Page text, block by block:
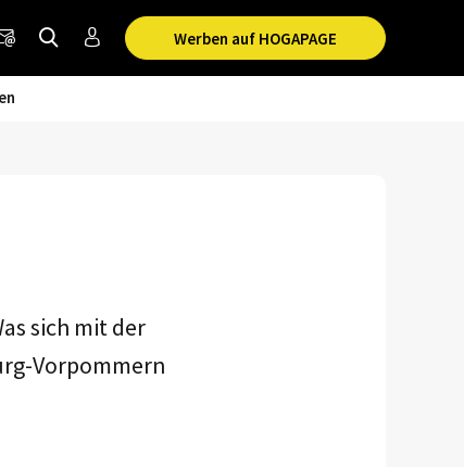
Werben auf HOGAPAGE
sich mit der
Vorpommern